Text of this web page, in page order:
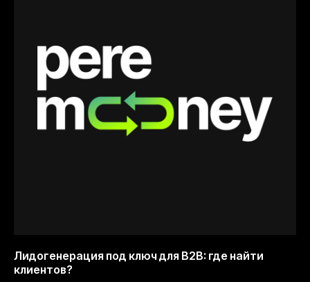
Лидогенерация под ключ для B2B: где найти
клиентов?